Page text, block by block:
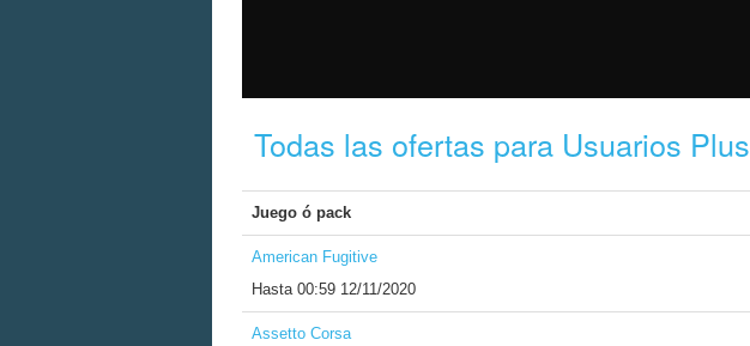
Todas las ofertas para Usuarios Plus
Juego ó pack
American Fugitive
Hasta 00:59 12/11/2020
Assetto Corsa